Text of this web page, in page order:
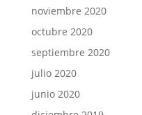
noviembre 2020
octubre 2020
septiembre 2020
julio 2020
junio 2020